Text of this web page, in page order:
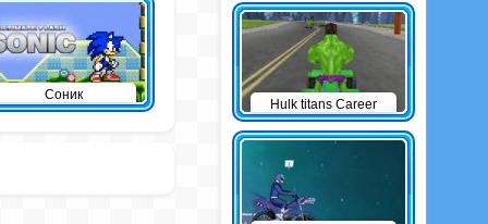
Соник
Hulk titans Career